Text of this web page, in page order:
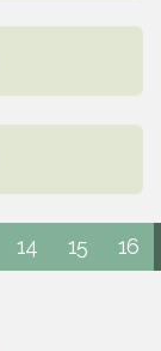
14 15 16